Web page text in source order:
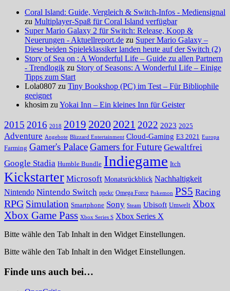
Coral Island: Guide, Vergleich & Switch-Infos - Mediensignal
zu Multiplayer-Spaß für Coral Island verfügbar
Super Mario Galaxy 2 für Switch: Release, Koop &
Neuerungen - Aktuellreport.de zu Super Mario Galaxy –
Diese beiden Spieleklassiker landen heute auf der Switch (2)
Story of Sea on : A Wonderful Life – Guide zu allen Partnern
- Trendlogik zu Story of Seasons: A Wonderful Life – Einige
Tipps zum Start
Lola0807 zu Tiny Bookshop (PC) im Test – Für Bibliophile
geeignet
khosim zuYokai Inn – Ein kleines Inn für Geister
2015 2016 2018 2019 2020 2021 2022 2023 2025
Adventure Angebote Blizzard Entertainment Cloud-Gaming E3 2021 Europa
Farming Gamer's PalaceGamers for Future Gewaltfrei
Google Stadia Humble Bundle Indiegame Itch
Kickstarter Microsoft Monatsrückblick Nachhaltigkeit
Nintendo Nintendo Switch npckc Omega Force Pokemon PS5 Racing
RPG Simulation Smartphone Sony Steam Ubisoft Umwelt Xbox
Xbox Game Pass Xbox Series S Xbox Series X
Bitte wähle den Tab Inhalt in den Widget Einstellungen.
Bitte wähle den Tab Inhalt in den Widget Einstellungen.
Finde uns auch bei…